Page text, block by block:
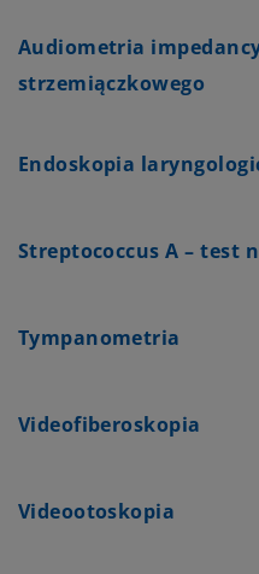
Audiometria
strzemiączkowego
Endoskopia
Streptococcus A – test
Tympanometria
Videofiberoskopia
Videootoskopia